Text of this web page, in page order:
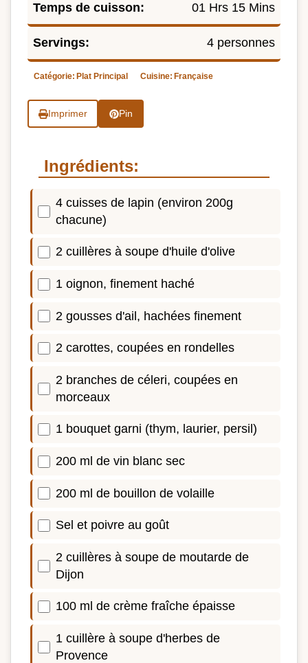
Temps de cuisson: 01 Hrs 15 Mins
Servings: 4 personnes
Catégorie: Plat Principal Cuisine: Française
Imprimer Pin
Ingrédients:
4 cuisses de lapin (environ 200g
chacune)
2 cuillères à soupe d'huile d'olive
1 oignon, finement haché
2 gousses d'ail, hachées finement
2 carottes, coupées en rondelles
2 branches de céleri, coupées en
morceaux
1 bouquet garni (thym, laurier, persil)
200 ml de vin blanc sec
200 ml de bouillon de volaille
Sel et poivre au goût
2 cuillères à soupe de moutarde de
Dijon
100 ml de crème fraîche épaisse
1 cuillère à soupe d'herbes de
Provence